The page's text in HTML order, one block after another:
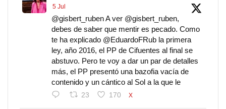
5 Jul
@gisbert_ruben A ver @gisbert_ruben,
debes de saber que mentir es pecado. Como
te ha explicado @EduardoFRub la primera
ley, año 2016, el PP de Cifuentes al final se
abstuvo. Pero te voy a dar un par de detalles
más, el PP presentó una bazofia vacía de
contenido y un cántico al Sol a la que le
23 170 X